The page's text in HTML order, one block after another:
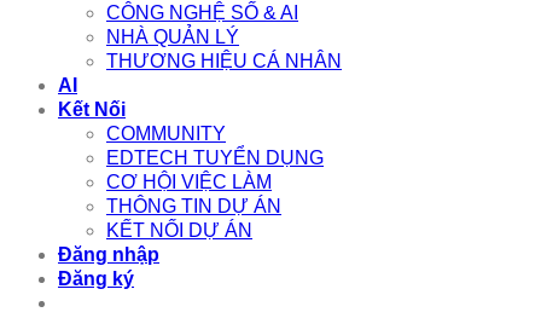
CÔNG NGHỆ SỐ & AI
NHÀ QUẢN LÝ
THƯƠNG HIỆU CÁ NHÂN
AI
Kết Nối
COMMUNITY
EDTECH TUYỂN DỤNG
CƠ HỘI VIỆC LÀM
THÔNG TIN DỰ ÁN
KẾT NỐI DỰ ÁN
Đăng nhập
Đăng ký